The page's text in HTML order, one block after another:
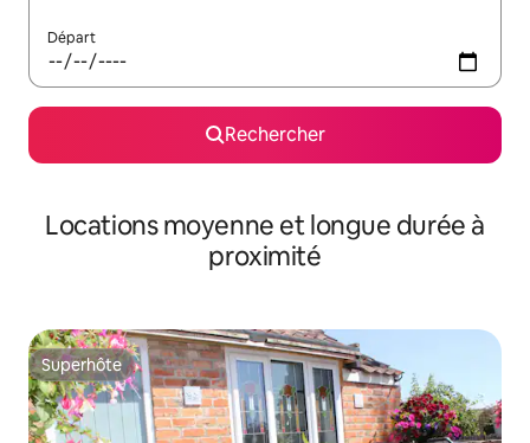
Départ
Rechercher
Locations moyenne et longue durée à
proximité
Superhôte
Superhôte